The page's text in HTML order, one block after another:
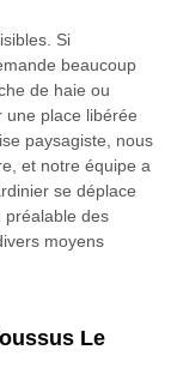
Si
beaucoup
de haie ou
place libérée
paysagiste, nous
et notre équipe a
se déplace
préalable des
moyens
Le